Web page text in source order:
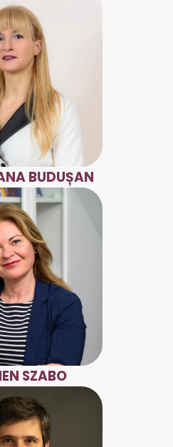
BUDUȘAN
SZABO